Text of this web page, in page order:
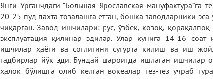
Янги Урганчдаги “Большая Ярославская мануфактура”га
20-25 пуд пахта тозалашга етган, бошқа заводларники
чиқарган. Завод ишчилари: рус, ўзбек, қозоқ,
эксплуатация қилинар эдилар. Улар кунига 14-16
ишчилар ҳаёти ва соғлигини суғурта қилиш ва иш
тадбирлар йўқ эди. Бундай шароитда ишлаган ишчилар
ҳалок бўлишга олиб келган воқеалар тез-тез учраб